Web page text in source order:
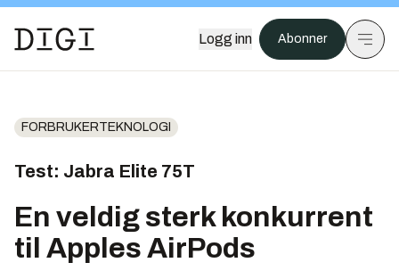
Logg inn Abonner
FORBRUKERTEKNOLOGI
Test: Jabra Elite 75T
En veldig sterk konkurrent
til Apples AirPods